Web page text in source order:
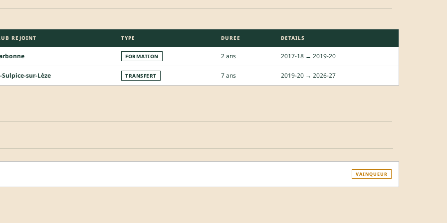
REJOINT TYPE DUREE DETAILS
FORMATION 2 ans 2017-18 → 2019-20
Sulpice-sur-Lèze TRANSFERT 7 ans 2019-20 → 2026-27
VAINQUEUR